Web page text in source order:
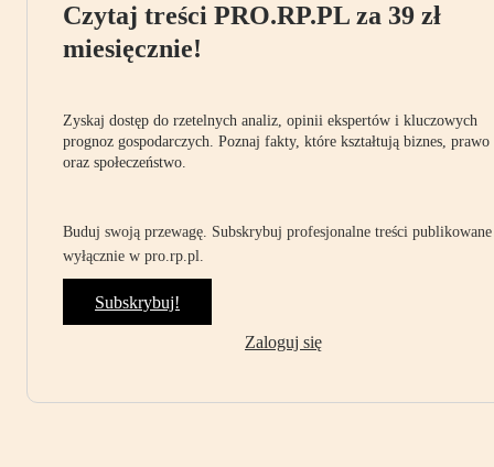
Czytaj treści PRO.RP.PL za 39 zł
miesięcznie!
Zyskaj dostęp do rzetelnych analiz, opinii ekspertów i kluczowych
prognoz gospodarczych. Poznaj fakty, które kształtują biznes, prawo
oraz społeczeństwo.
Buduj swoją przewagę. Subskrybuj profesjonalne treści publikowane
wyłącznie w pro.rp.pl.
Subskrybuj!
Zaloguj się